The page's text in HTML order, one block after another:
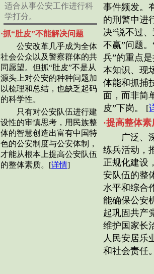
适合从事公安工作进行科
学打分。
·抓“肚皮”不能解决问题
公安改革几乎成为全体
社会公众以及警察群体的共
同愿望。但抓“肚皮”不是从
源头上对公安的种种问题加
以梳理和总结，也缺乏起码
的科学性。
只有对公安队伍进行建
设性的审慎思考，用民族整
体的智慧创造出富有中国特
色的公安制度与公安体制，
才能从根本上提高公安队伍
的整体素质。[详情]
事件频发。
的刑警中进
决“说不过
不赢”问题
兵”的重点
本知识、现
体能和抓捕
面，而非简
皮”下岗。 [
·提高整体
广泛、深
练兵活动，
正规化建设
安队伍的整
水平和综合
能确保公安
起巩固共产
维护国家长
人民安居乐
和社会责任